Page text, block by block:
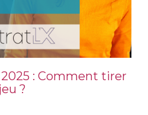
: Comment tirer
?